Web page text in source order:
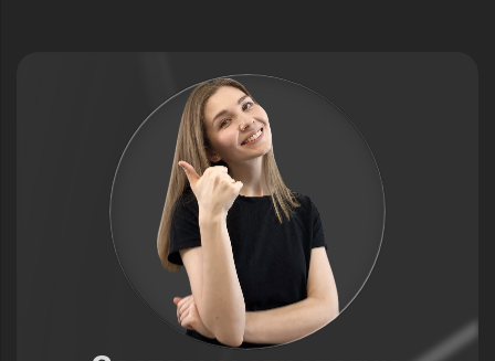
Оцените персональную работу со
школьником на пробном уроке